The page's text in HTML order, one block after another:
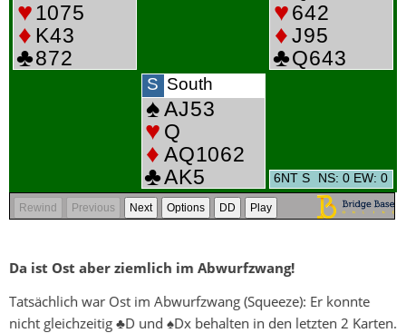
Da ist Ost aber ziemlich im Abwurfzwang!
Tatsächlich war Ost im Abwurfzwang (Squeeze): Er konnte
nicht gleichzeitig ♣D und ♠Dx behalten in den letzten 2 Karten.